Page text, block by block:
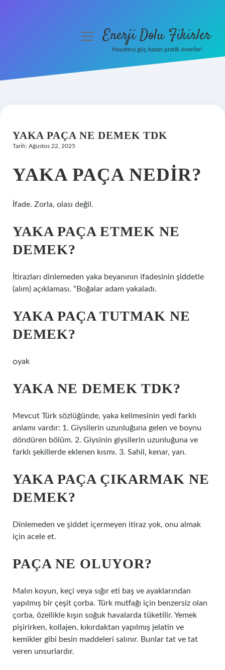
Hakkımızda
menüyüEnerji Dolu Fikirler
Hayatına güç katan pratik öneriler!
YAKA PAÇA NE DEMEK TDK
Tarih: Ağustos 22, 2025
YAKA PAÇA NEDIR?
İfade. Zorla, olası değil.
YAKA PAÇA ETMEK NE
DEMEK?
İtirazları dinlemeden yaka beyanının ifadesinin şiddetle
(alım) açıklaması. “Boğalar adam yakaladı.
YAKA PAÇA TUTMAK NE
DEMEK?
ѻyak
YAKA NE DEMEK TDK?
Mevcut Türk sözlüğünde, yaka kelimesinin yedi farklı
anlamı vardır: 1. Giysilerin uzunluğuna gelen ve boynu
döndüren bölüm. 2. Giysinin giysilerin uzunluğuna ve
farklı şekillerde eklenen kısmı. 3. Sahil, kenar, yan.
YAKA PAÇA ÇIKARMAK NE
DEMEK?
Dinlemeden ve şiddet içermeyen itiraz yok, onu almak
için acele et.
PAÇA NE OLUYOR?
Malın koyun, keçi veya sığır eti baş ve ayaklarından
yapılmış bir çeşit çorba. Türk mutfağı için benzersiz olan
çorba, özellikle kışın soğuk havalarda tüketilir. Yemek
pişirirken, kollajen, kıkırdaktan yapılmış jelatin ve
kemikler gibi besin maddeleri salınır. Bunlar tat ve tat
veren unsurlardır.